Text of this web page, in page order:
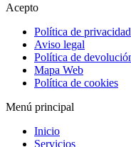
Acepto
Política de privacidad
Aviso legal
Política de
Mapa Web
Política de cookies
Menú principal
Inicio
Servicios